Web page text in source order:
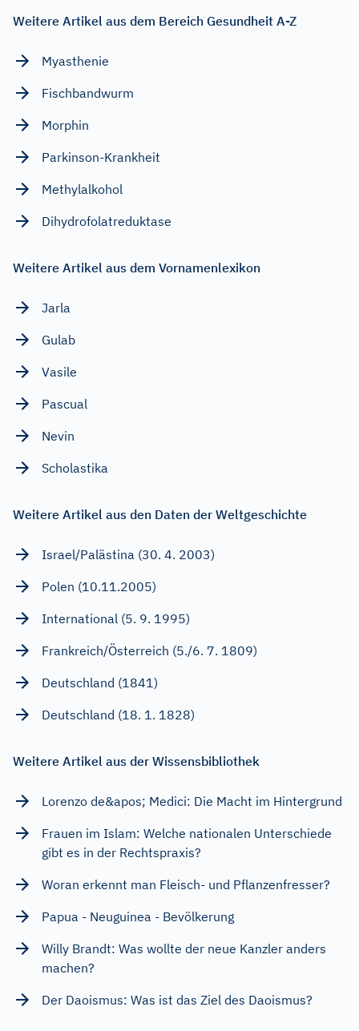
Weitere Artikel aus dem Bereich Gesundheit A-Z
Myasthenie
Fischbandwurm
Morphin
Parkinson-Krankheit
Methylalkohol
Dihydrofolatreduktase
Weitere Artikel aus dem Vornamenlexikon
Jarla
Gulab
Vasile
Pascual
Nevin
Scholastika
Weitere Artikel aus den Daten der Weltgeschichte
Israel/Palästina (30. 4. 2003)
Polen (10.11.2005)
International (5. 9. 1995)
Frankreich/Österreich (5./6. 7. 1809)
Deutschland (1841)
Deutschland (18. 1. 1828)
Weitere Artikel aus der Wissensbibliothek
Lorenzo de&apos; Medici: Die Macht im Hintergrund
Frauen im Islam: Welche nationalen Unterschiede
gibt es in der Rechtspraxis?
Woran erkennt man Fleisch- und Pflanzenfresser?
Papua - Neuguinea - Bevölkerung
Willy Brandt: Was wollte der neue Kanzler anders
machen?
Der Daoismus: Was ist das Ziel des Daoismus?